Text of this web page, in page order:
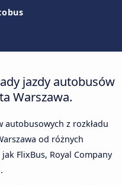
jazdy autobusów
Warszawa.
z rozkładu
od różnych
FlixBus, Royal Company